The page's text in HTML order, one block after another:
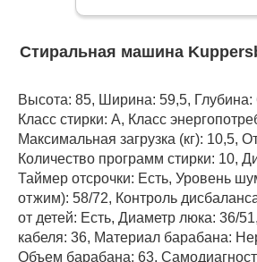
Стиральная машина
Высота: 85, Ширина: 59,5,
Класс стирки: A, Класс
Максимальная загрузка (кг): 10,5,
Количество программ стирки: 10,
Таймер отсрочки: Есть, Уровень
отжим): 58/72, Контроль
от детей: Есть, Диаметр люка: 36/
кабеля: 36, Материал барабана:
Объем барабана: 63,